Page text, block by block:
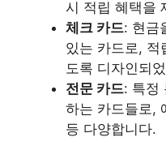
시 적립 혜택을
체크 카드: 현금
있는 카드로, 적
도록 디자인되
전문 카드: 특정
하는 카드들로,
등 다양합니다.